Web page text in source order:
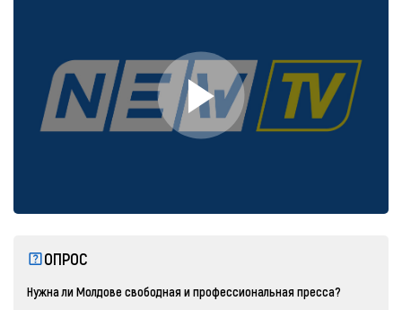
ОПРОС
Нужна ли Молдове свободная и профессиональная пресса?